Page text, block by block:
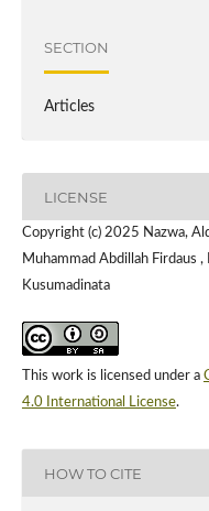
SECTION
Articles
LICENSE
Copyright (c) 2025 Nazwa,
Muhammad Abdillah Firdaus
Kusumadinata
This work is licensed under a
4.0 International License.
HOW TO CITE